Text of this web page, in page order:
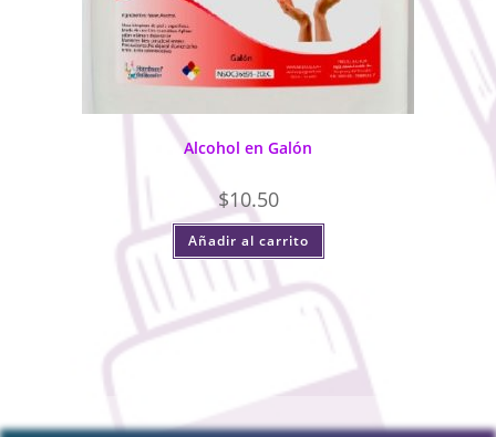
Alcohol en Galón
$10.50
Añadir al carrito